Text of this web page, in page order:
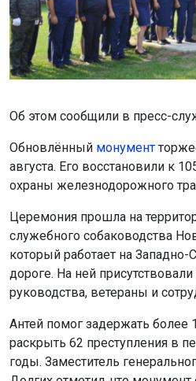
Об этом сообщили в пресс-
Обновлённый монумент
августа. Его восстановили к
охраны железнодорожного
Церемония прошла на
служебного собаководства
который работает на
дороге. На ней
руководства, ветераны и
Антей помог задержать более
раскрыть 62 преступления в
годы. Заместитель